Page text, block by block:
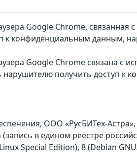
Google Chrome, связанная
конфиденциальным данным,
Google Chrome связана с
нарушителю получить доступ к
ООО «РусБИТех-
в едином реестре
Special Edition), 8 (Debian